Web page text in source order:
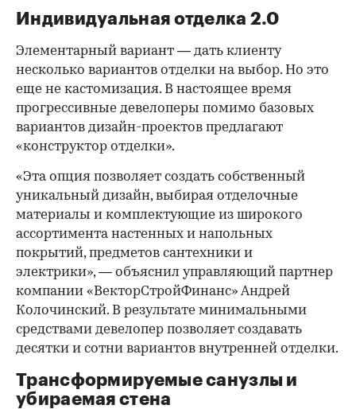
Индивидуальная отделка 2.0
Элементарный вариант — дать клиенту
несколько вариантов отделки на выбор. Но это
еще не кастомизация. В настоящее время
прогрессивные девелоперы помимо базовых
вариантов дизайн-проектов предлагают
«конструктор отделки».
«Эта опция позволяет создать собственный
уникальный дизайн, выбирая отделочные
материалы и комплектующие из широкого
ассортимента настенных и напольных
покрытий, предметов сантехники и
электрики», — объяснил управляющий партнер
компании «ВекторСтройФинанс» Андрей
Колочинский. В результате минимальными
средствами девелопер позволяет создавать
десятки и сотни вариантов внутренней отделки.
Трансформируемые санузлы и
убираемая стена